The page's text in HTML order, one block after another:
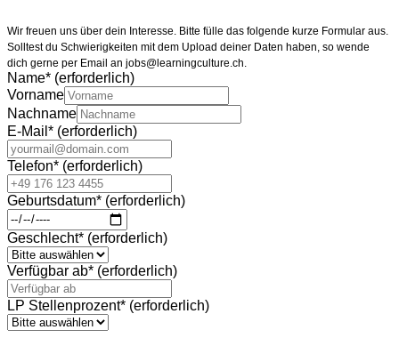
Wir freuen uns über dein Interesse. Bitte fülle das folgende kurze Formular aus.
Solltest du Schwierigkeiten mit dem Upload deiner Daten haben, so wende
dich gerne per Email an jobs@learningculture.ch.
Name* (erforderlich)
Vorname
Nachname
E-Mail * (erforderlich)
Telefon* (erforderlich)
Geburtsdatum* (erforderlich)
Geschlecht* (erforderlich)
Verfügbar ab* (erforderlich)
LP Stellenprozent* (erforderlich)